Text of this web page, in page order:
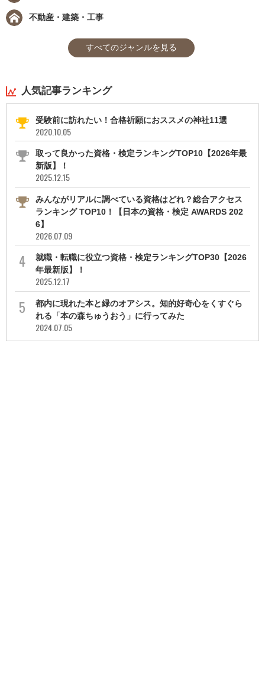
不動産・建築・工事
すべてのジャンルを見る
人気記事ランキング
受験前に訪れたい！合格祈願におススメの神社11選
2020.10.05
取って良かった資格・検定ランキングTOP10【2026年最
新版】！
2025.12.15
みんながリアルに調べている資格はどれ？総合アクセス
ランキング TOP10！【日本の資格・検定 AWARDS 202
6】
2026.07.09
就職・転職に役立つ資格・検定ランキングTOP30【2026
年最新版】！
2025.12.17
都内に現れた本と緑のオアシス。知的好奇心をくすぐら
れる「本の森ちゅうおう」に行ってみた
2024.07.05